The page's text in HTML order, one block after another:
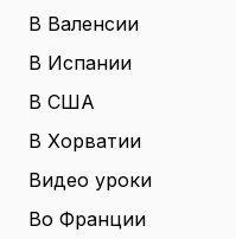
В Валенсии
В Испании
В США
В Хорватии
Видео уроки
Во Франции